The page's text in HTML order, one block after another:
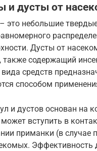
и дусты от
это небольшие
Дусты от
содержащий
средств
способом
и дустов основан на
вступить в
приманки (в
Эффективность